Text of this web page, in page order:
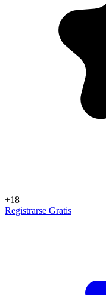
+18
Registrarse Gratis